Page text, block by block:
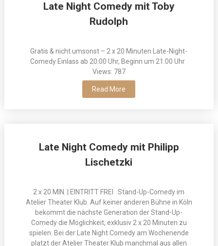
Late Night Comedy mit Toby
Rudolph
Gratis & nicht umsonst – 2 x 20 Minuten Late-Night-
Comedy Einlass ab 20:00 Uhr, Beginn um 21:00 Uhr
Views: 787
Read More
Late Night Comedy mit Philipp
Lischetzki
2 x 20 MIN. | EINTRITT FREI Stand-Up-Comedy im
Atelier Theater Klub. Auf keiner anderen Bühne in Köln
bekommt die nächste Generation der Stand-Up-
Comedy die Möglichkeit, exklusiv 2 x 20 Minuten zu
spielen. Bei der Late Night Comedy am Wochenende
platzt der Atelier Theater Klub manchmal aus allen